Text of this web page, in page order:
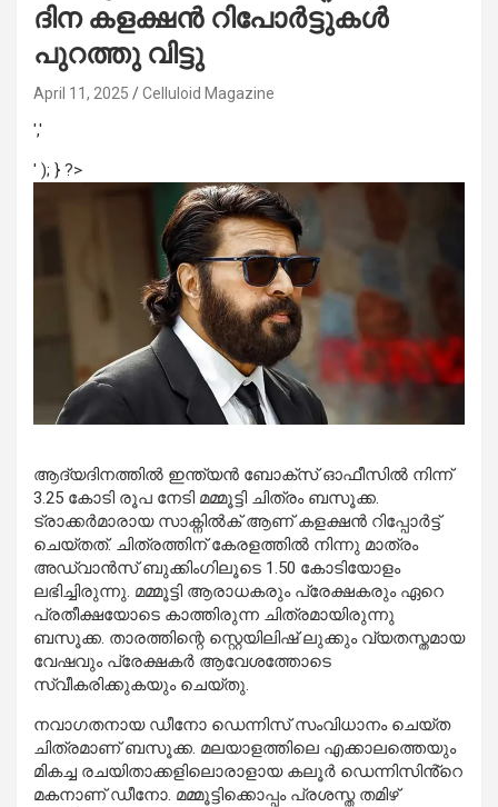
ദിന കളക്ഷൻ റിപോർട്ടുകൾ
പുറത്തു വിട്ടു
April 11, 2025 Celluloid Magazine
','
' ); } ?>
ആദ്യദിനത്തിൽ ഇന്ത്യൻ ബോക്സ് ഓഫീസിൽ നിന്ന്
3.25 കോടി രൂപ നേടി മമ്മൂട്ടി ചിത്രം ബസൂക്ക.
ട്രാക്കര്‍മാരായ സാക്നില്‍ക് ആണ് കളക്ഷൻ റിപ്പോർട്ട്
ചെയ്തത്. ചിത്രത്തിന് കേരളത്തില്‍ നിന്നു മാത്രം
അഡ്വാന്‍സ് ബുക്കിംഗിലൂടെ 1.50 കോടിയോളം
ലഭിച്ചിരുന്നു. മമ്മൂട്ടി ആരാധകരും പ്രേക്ഷകരും ഏറെ
പ്രതീക്ഷയോടെ കാത്തിരുന്ന ചിത്രമായിരുന്നു
ബസൂക്ക. താരത്തിന്റെ സ്റ്റെയിലിഷ് ലുക്കും വ്യതസ്തമായ
വേഷവും പ്രേക്ഷകർ ആവേശത്തോടെ
സ്വീകരിക്കുകയും ചെയ്തു.
നവാഗതനായ ഡീനോ ഡെന്നിസ് സംവിധാനം ചെയ്ത
ചിത്രമാണ് ബസൂക്ക. മലയാളത്തിലെ എക്കാലത്തെയും
മികച്ച രചയിതാക്കളിലൊരാളായ കലൂർ ഡെന്നിസിൻ്റെ
മകനാണ് ഡീനോ. മമ്മൂട്ടിക്കൊപ്പം പ്രശസ്ത തമിഴ്